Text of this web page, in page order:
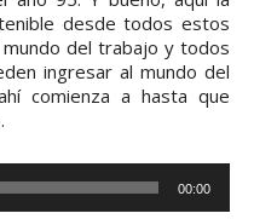
desde todos estos
del trabajo y todos
ingresar al mundo del
comienza a hasta que
00:00